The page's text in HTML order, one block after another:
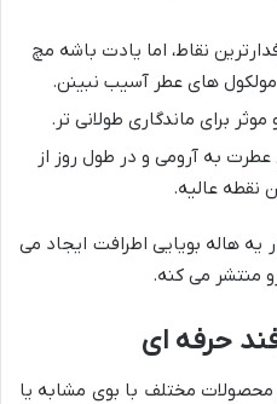
نقاط، اما یادت باشه مچ
های عطر آسیب نبینن.
برای ماندگاری طولانی تر.
به آرومی و در طول روز از
نقطه عالیه.
یه هاله بویایی اطرافت ایجاد می
منتشر می کنه.
حرفه ای
محصولات مختلف با بوی مشابه یا